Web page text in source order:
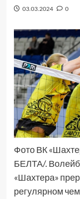
03.03.2024 0
Фото ВК
БЕЛТА/.
«Шахтера»
регулярном